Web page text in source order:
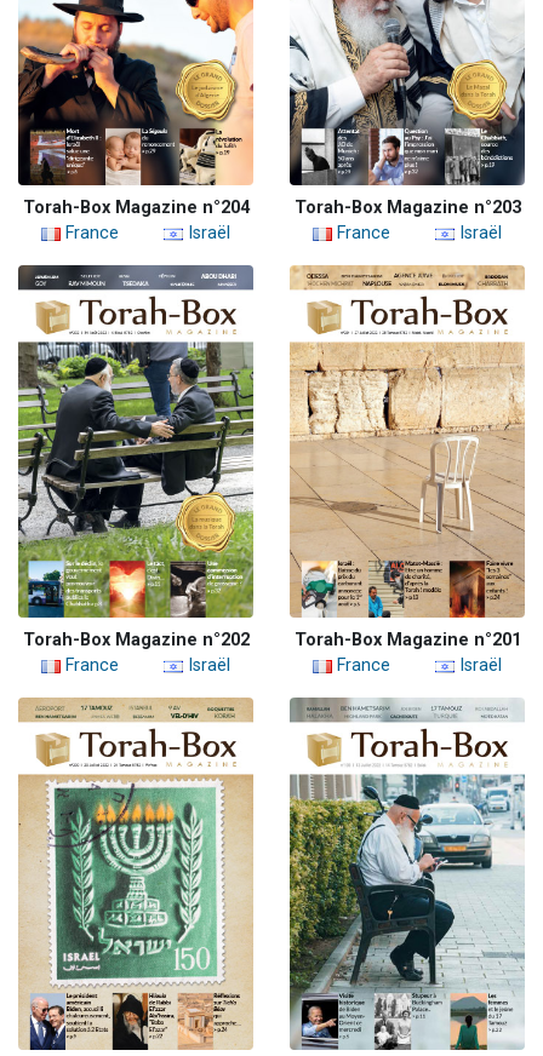
Torah-Box Magazine n°204
France
Israël
Torah-Box Magazine n°203
France
Israël
Torah-Box Magazine n°202
France
Israël
Torah-Box Magazine n°201
France
Israël